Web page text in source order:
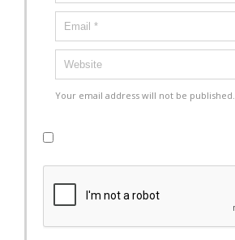
Your email address will not be published.